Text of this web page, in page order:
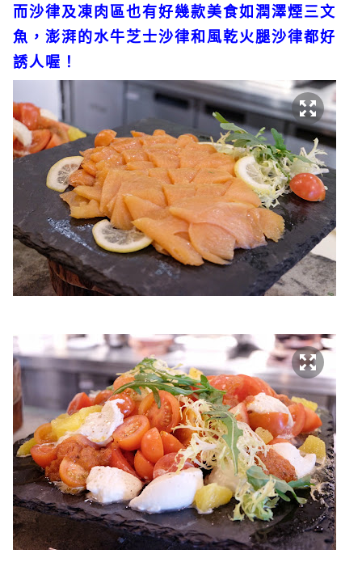
而沙律及凍肉區也有好幾款美食如潤澤煙三文
魚，澎湃的水牛芝士沙律和風乾火腿沙律都好
誘人喔！